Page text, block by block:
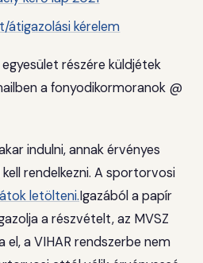
átigazolási kérelem
részére küldjétek
a fonyodikormoranok @
indulni, annak érvényes
rendelkezni. A sportorvosi
letölteni.Igazából a papír
a részvételt, az MVSZ
el, a VIHAR rendszerbe nem